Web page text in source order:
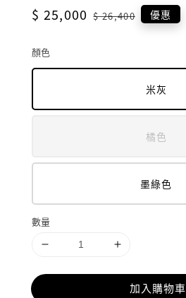
Sale
$ 25,000 Regular
$ 26,400 優惠
顏色
米灰
橘色
墨綠色
數量
加入購物車